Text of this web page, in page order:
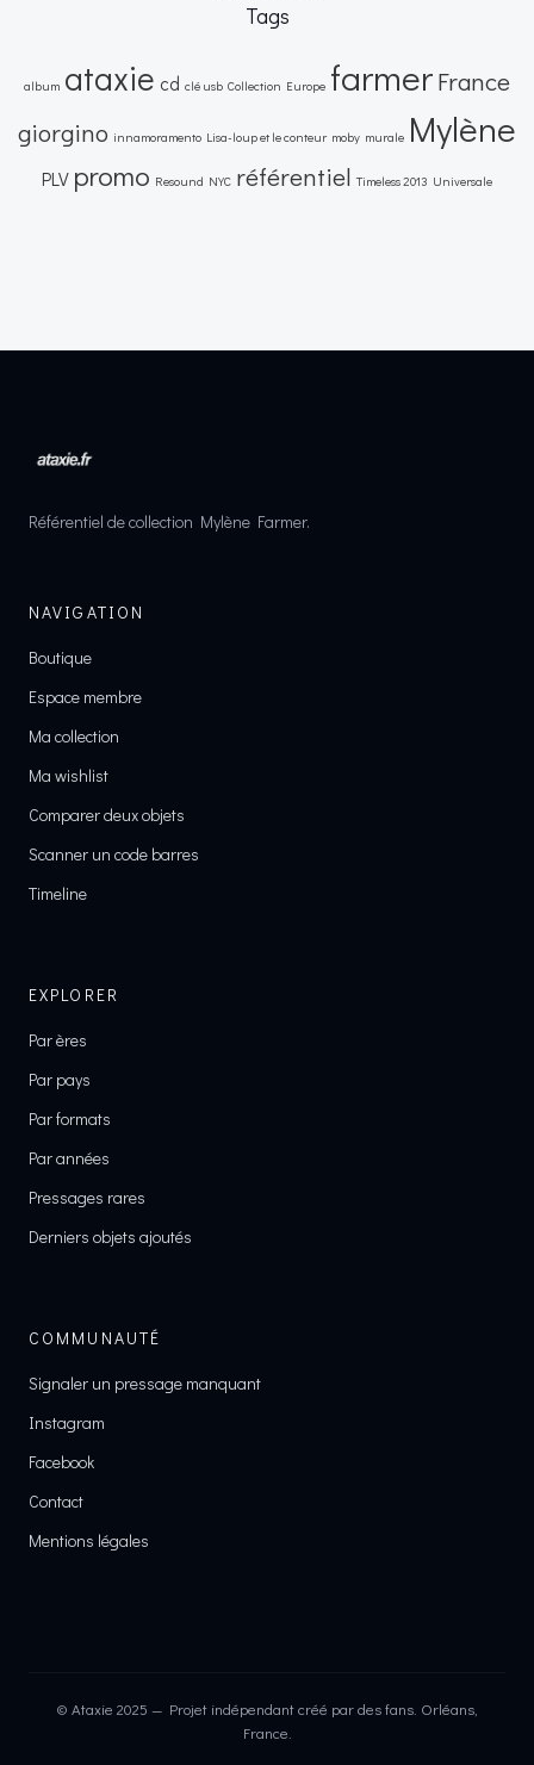
Tags
album ataxie cd clé usb Collection Europe farmerFrance
giorgino innamoramento Lisa-loup et le conteur moby murale Mylène
PLV promo Resound NYC référentiel Timeless 2013 Universale
Référentiel de collection Mylène Farmer.
NAVIGATION
Boutique
Espace membre
Ma collection
Ma wishlist
Comparer deux objets
Scanner un code barres
Timeline
EXPLORER
Par ères
Par pays
Par formats
Par années
Pressages rares
Derniers objets ajoutés
COMMUNAUTÉ
Signaler un pressage manquant
Instagram
Facebook
Contact
Mentions légales
© Ataxie 2025 — Projet indépendant créé par des fans. Orléans,
France.